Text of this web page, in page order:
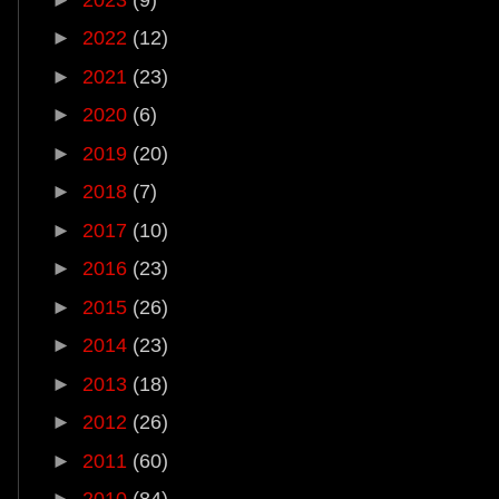
► 2022 (12)
► 2021 (23)
► 2020 (6)
► 2019 (20)
► 2018 (7)
► 2017 (10)
► 2016 (23)
► 2015 (26)
► 2014 (23)
► 2013 (18)
► 2012 (26)
► 2011 (60)